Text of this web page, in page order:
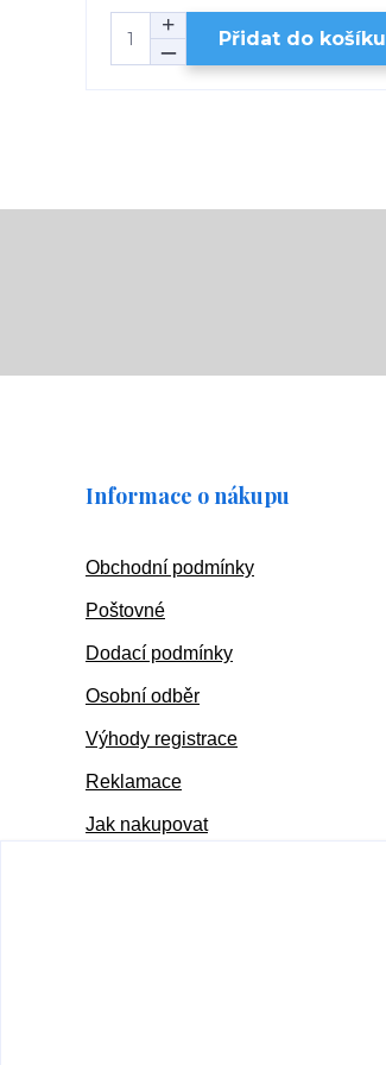
Přidat do košíku
Informace o nákupu
Obchodní podmínky
Poštovné
Dodací podmínky
Osobní odběr
Výhody registrace
Reklamace
Jak nakupovat